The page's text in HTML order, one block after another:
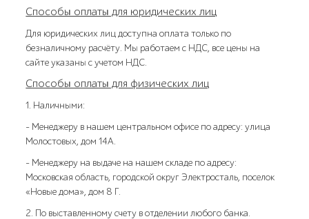
Способы оплаты для юридических лиц
Для юридических лиц доступна оплата только по
безналичному расчёту. Мы работаем с НДС, все цены на
сайте указаны с учетом НДС.
Способы оплаты для физических лиц
1. Наличными:
- Менеджеру в нашем центральном офисе по адресу: улица
Молостовых, дом 14А.
- Менеджеру на выдаче на нашем складе по адресу:
Московская область, городской округ Электросталь, поселок
«Новые дома», дом 8 Г.
2. По выставленному счету в отделении любого банка.